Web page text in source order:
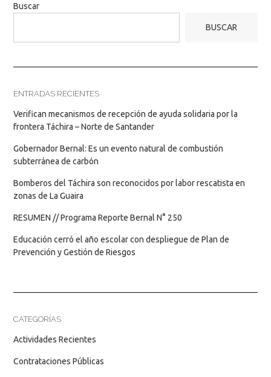
Buscar
BUSCAR
ENTRADAS RECIENTES
Verifican mecanismos de recepción de ayuda solidaria por la
frontera Táchira – Norte de Santander
Gobernador Bernal: Es un evento natural de combustión
subterránea de carbón
Bomberos del Táchira son reconocidos por labor rescatista en
zonas de La Guaira
RESUMEN // Programa Reporte Bernal N° 250
Educación cerró el año escolar con despliegue de Plan de
Prevención y Gestión de Riesgos
CATEGORÍAS
Actividades Recientes
Contrataciones Públicas